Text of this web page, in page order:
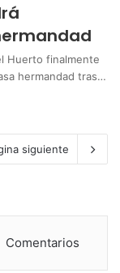
Huerto finalmente
hermandad tras…
siguiente
Comentarios